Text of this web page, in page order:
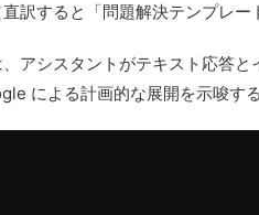
訳すると「問題解決テンプレー
アシスタントがテキスト応答
による計画的な展開を示唆す